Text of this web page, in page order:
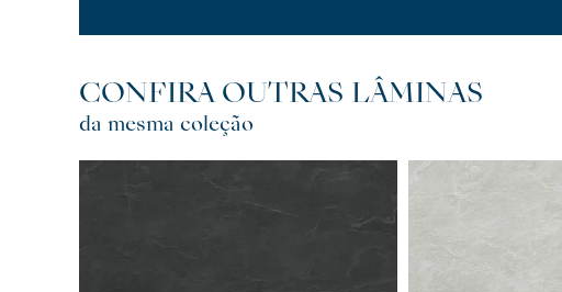
CONFIRA OUTRAS LÂMINAS
da mesma coleção